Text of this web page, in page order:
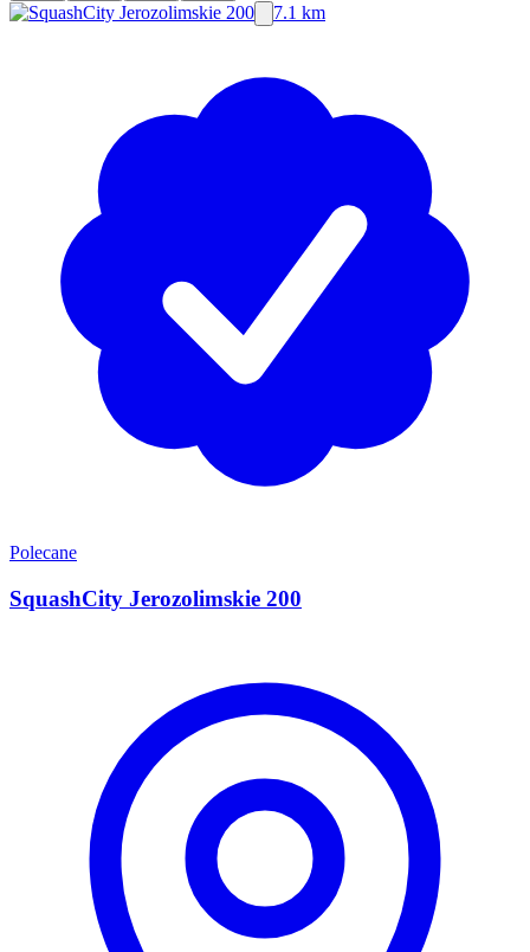
7.1 km
Polecane
SquashCity Jerozolimskie 200